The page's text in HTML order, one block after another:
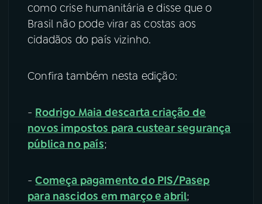
como crise humanitária e disse que o
Brasil não pode virar as costas aos
cidadãos do país vizinho.
Confira também nesta edição:
- Rodrigo Maia descarta criação de
novos impostos para custear segurança
pública no país;
-Começa pagamento do PIS/Pasep
para nascidos em março e abril;